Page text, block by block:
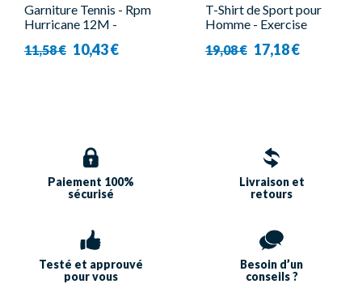
Garniture Tennis - Rpm
Hurricane 12M -
11,58 € 10,43 €
T-Shirt de Sport pour
Homme - Exercise
- Babolat
19,08 € 17,18 €
Paiement 100%
sécurisé
Livraison et
retours
Testé et approuvé
pour vous
Besoin d’un
conseils ?